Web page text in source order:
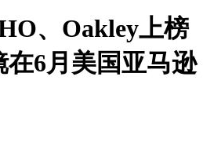
、Oakley上榜
6月美国亚马逊